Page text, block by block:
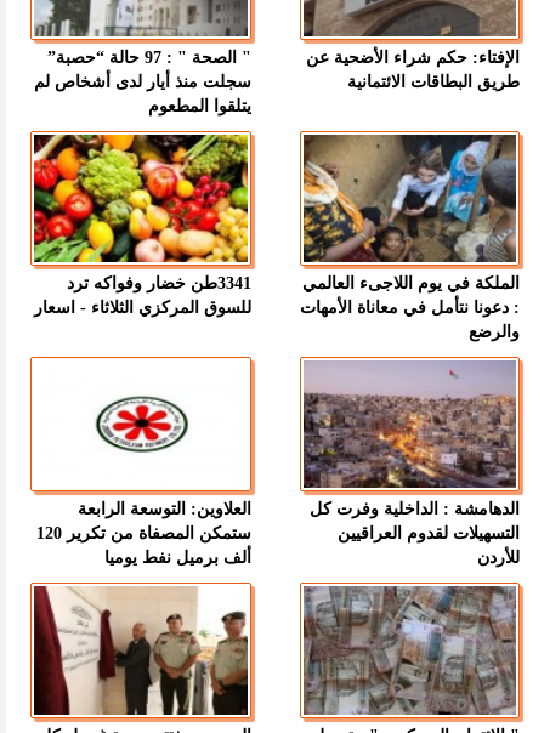
الإفتاء: حكم شراء الأضحية عن
طريق البطاقات الائتمانية
" الصحة " : 97 حالة “حصبة”
سجلت منذ أيار لدى أشخاص لم
يتلقوا المطعوم
الملكة في يوم اللاجىء العالمي
: دعونا نتأمل في معاناة الأمهات
والرضع
3341طن خضار وفواكه ترد
للسوق المركزي الثلاثاء - اسعار
الدهامشة : الداخلية وفرت كل
التسهيلات لقدوم العراقيين
للأردن
العلاوين: التوسعة الرابعة
ستمكن المصفاة من تكرير 120
ألف برميل نفط يوميا